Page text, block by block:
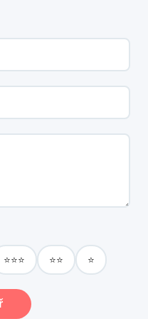
⭐⭐⭐ ⭐⭐ ⭐